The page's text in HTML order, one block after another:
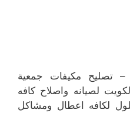
– تصليح مكيفات جمعية
لصيانه واصلاح كافه
لكافه اعطال ومشاكل